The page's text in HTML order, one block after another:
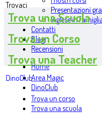
Presentazioni
Inglese in
Contatti
Blog
Recensioni
Home
Area Magic
DinoClub
Trova un corso
Trova una scuola
Trovaci
Trova una Scuola
Trova un Corso
Trova una Teacher
DinoClub